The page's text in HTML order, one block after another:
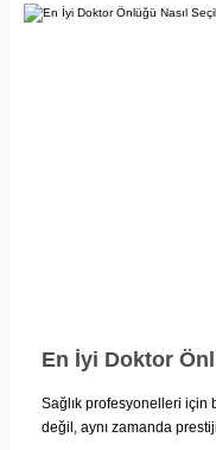
Sağlık profesyonelleri için
değil, aynı zamanda